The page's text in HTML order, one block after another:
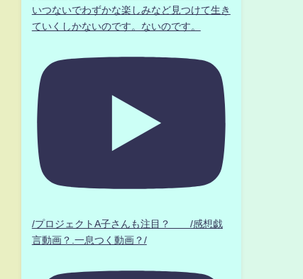
いつないでわずかな楽しみなど見つけて生き
ていくしかないのです。ないのです。
/プロジェクトA子さんも注目？ /感想戯
言動画？.一息つく動画？/